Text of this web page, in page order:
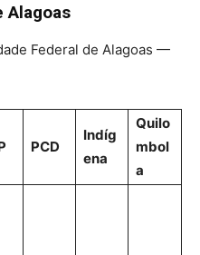
Alagoas
Federal de Alagoas —
PCD
Indíg
ena
Quilo
mbol
a